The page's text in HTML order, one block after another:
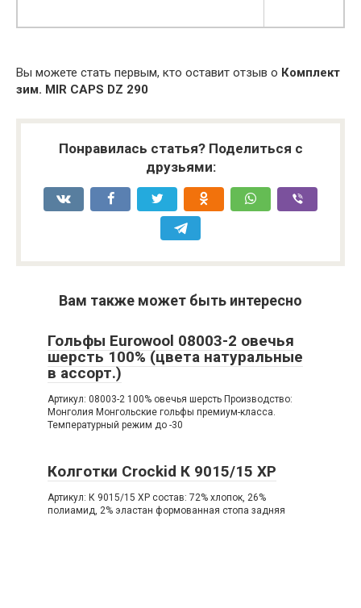
Вы можете стать первым, кто оставит отзыв о Комплект
зим. MIR CAPS DZ 290
Понравилась статья? Поделиться с
друзьями:
Вам также может быть интересно
Гольфы Eurowool 08003-2 овечья
шерсть 100% (цвета натуральные
в ассорт.)
Артикул: 08003-2 100% овечья шерсть Производство:
Монголия Монгольские гольфы премиум-класса.
Температурный режим до -30
Колготки Crockid К 9015/15 ХР
Артикул: К 9015/15 ХР состав: 72% хлопок, 26%
полиамид, 2% эластан формованная стопа задняя